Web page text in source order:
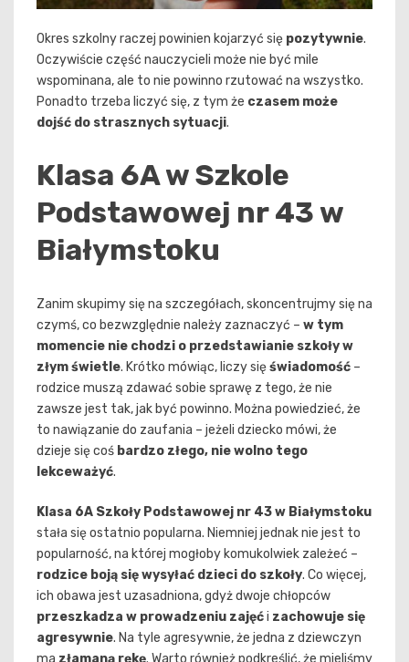
Okres szkolny raczej powinien kojarzyć się pozytywnie.
Oczywiście część nauczycieli może nie być mile
wspominana, ale to nie powinno rzutować na wszystko.
Ponadto trzeba liczyć się, z tym że czasem może
dojść do strasznych sytuacji.
Klasa 6A w Szkole
Podstawowej nr 43 w
Białymstoku
Zanim skupimy się na szczegółach, skoncentrujmy się na
czymś, co bezwzględnie należy zaznaczyć – w tym
momencie nie chodzi o przedstawianie szkoły w
złym świetle. Krótko mówiąc, liczy sięświadomość –
rodzice muszą zdawać sobie sprawę z tego, że nie
zawsze jest tak, jak być powinno. Można powiedzieć, że
to nawiązanie do zaufania – jeżeli dziecko mówi, że
dzieje się coś bardzo złego, nie wolno tego
lekceważyć.
Klasa 6A Szkoły Podstawowej nr 43 w Białymstoku
stała się ostatnio popularna. Niemniej jednak nie jest to
popularność, na której mogłoby komukolwiek zależeć –
rodzice boją się wysyłać dzieci do szkoły. Co więcej,
ich obawa jest uzasadniona, gdyż dwoje chłopców
przeszkadza w prowadzeniu zajęći zachowuje się
agresywnie. Na tyle agresywnie, że jedna z dziewczyn
ma złamaną rękę. Warto również podkreślić, że mieliśmy